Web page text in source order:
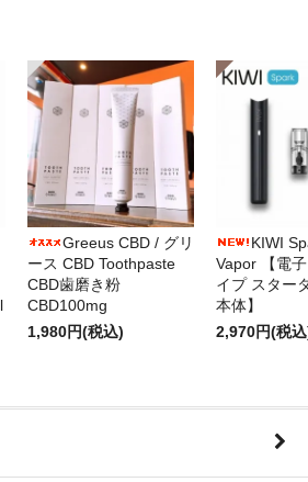
Greeus CBD / グリ
ース CBD Toothpaste
CBD歯磨き粉
CBD100mg
1,980円(税込)
KIWI
Vapor 【電
イプ スター
本体】
2,970円(税